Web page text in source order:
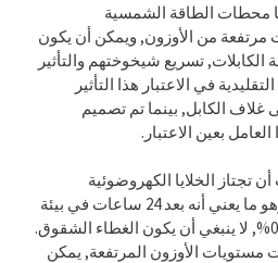
محطات الطاقة الشمسية
مرتفعة من الأوزون, ويمكن أن يكون
الكابلات, تسريع شيخوختهم والتأثير
في الاعتبار هذا التأثير
غلاف الكابل, بينما تم تصميم
بعين الاعتبار.
تجتاز الخلايا الكهروضوئية
اختبارات مقاومة الأوزون, وهو ما يعني أنه بعد 24 ساعات في بيئة
بها تركيز الأوزون 0.025-0.030%, لا ينبغي أن يكون الغطاء الشقوق.
الأوزون المرتفعة, يمكن